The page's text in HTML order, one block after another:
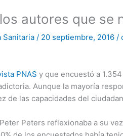
autores que se
Sanitaria / 20 septiembre, 2016 /
PNAS y que encuestó a
Aunque la mayoría
de las capacidades del
Peters reflexionaba a su